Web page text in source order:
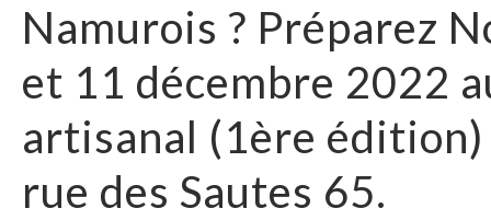
Namurois ? Préparez
et 11 décembre 2022
artisanal (1ère édition)
rue des Sautes 65.